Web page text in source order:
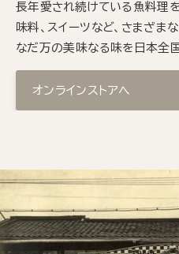
長年愛され続けている魚料理
味料、スイーツなど、さまざま
なだ万の美味なる味を日本全
オンラインストアへ